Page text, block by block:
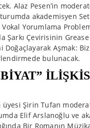
Alaz Pesen’in
akademisyen
Yorumlama
Şarkı Çevirisinin
Aşmak:
bulunacak.
Şirin Tufan
Elif Arslanoğlu ve
Bir Romanın